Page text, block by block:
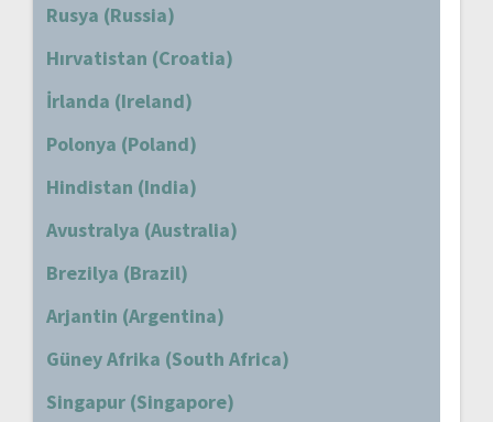
Rusya (Russia)
Hırvatistan (Croatia)
İrlanda (Ireland)
Polonya (Poland)
Hindistan (India)
Avustralya (Australia)
Brezilya (Brazil)
Arjantin (Argentina)
Güney Afrika (South Africa)
Singapur (Singapore)